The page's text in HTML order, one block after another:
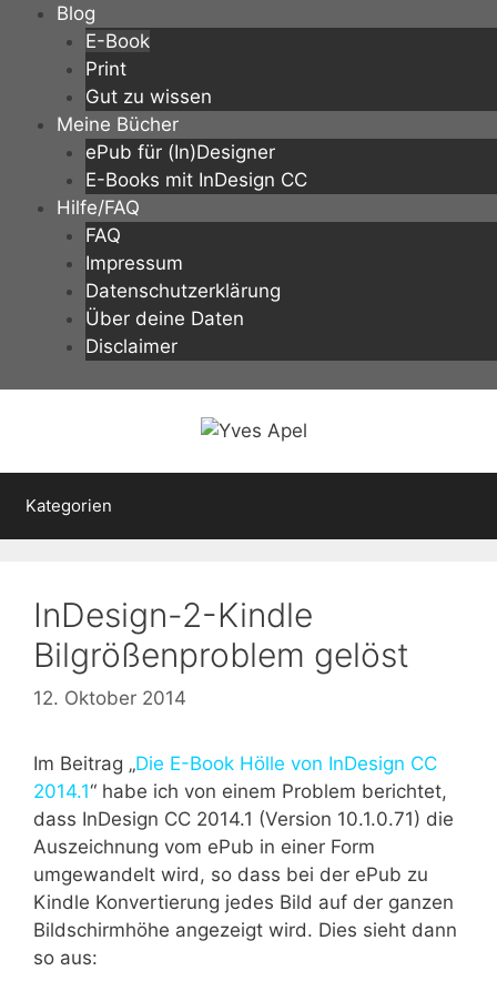
Zum
springen
Blog
E-Book
Print
Gut zu wissen
Meine Bücher
ePub für (In)Designer
E-Books mit InDesign CC
Hilfe/FAQ
FAQ
Impressum
Datenschutzerklärung
Über deine Daten
Disclaimer
Kategorien
InDesign-2-Kindle
Bilgrößenproblem gelöst
12. Oktober 2014
Im Beitrag „Die E-Book Hölle von InDesign CC
2014.1“ habe ich von einem Problem berichtet,
dass InDesign CC 2014.1 (Version 10.1.0.71) die
Auszeichnung vom ePub in einer Form
umgewandelt wird, so dass bei der ePub zu
Kindle Konvertierung jedes Bild auf der ganzen
Bildschirmhöhe angezeigt wird. Dies sieht dann
so aus: